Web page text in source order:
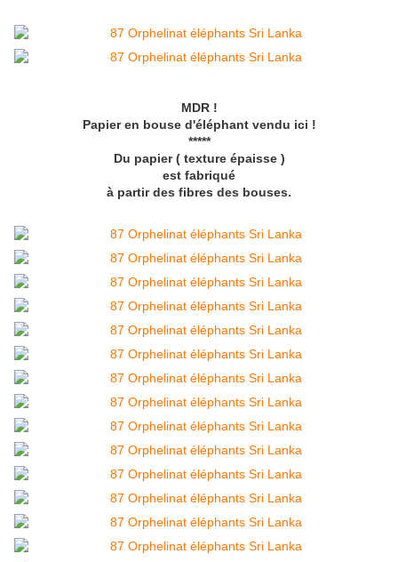
MDR !
Papier en bouse d'éléphant vendu ici !
*****
Du papier ( texture épaisse )
est fabriqué
à partir des fibres des bouses.